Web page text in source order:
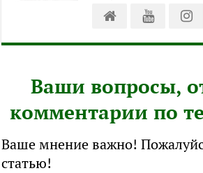
Ваши вопросы,
комментарии по
Ваше мнение важно!
статью!